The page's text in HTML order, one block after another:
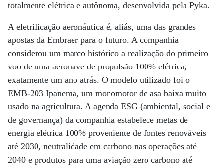
totalmente elétrica e autônoma, desenvolvida pela Pyka.
A eletrificação aeronáutica é, aliás, uma das grandes
apostas da Embraer para o futuro. A companhia
considerou um marco histórico a realização do primeiro
voo de uma aeronave de propulsão 100% elétrica,
exatamente um ano atrás. O modelo utilizado foi o
EMB-203 Ipanema, um monomotor de asa baixa muito
usado na agricultura. A agenda ESG (ambiental, social e
de governança) da companhia estabelece metas de
energia elétrica 100% proveniente de fontes renováveis
até 2030, neutralidade em carbono nas operações até
2040 e produtos para uma aviação zero carbono até